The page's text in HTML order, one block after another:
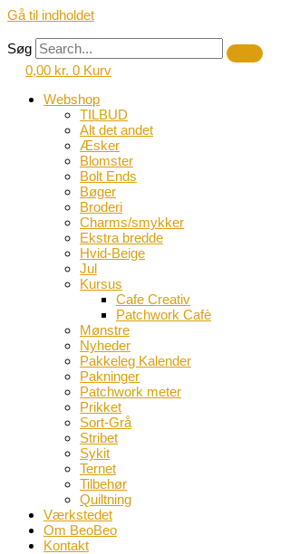
Gå til indholdet
Søg
0,00 kr. 0 Kurv
Webshop
TILBUD
Alt det andet
Æsker
Blomster
Bolt Ends
Bøger
Broderi
Charms/smykker
Ekstra bredde
Hvid-Beige
Jul
Kursus
Cafe Creativ
Patchwork Cafè
Mønstre
Nyheder
Pakkeleg Kalender
Pakninger
Patchwork meter
Prikket
Sort-Grå
Stribet
Sykit
Ternet
Tilbehør
Quiltning
Værkstedet
Om BeoBeo
Kontakt